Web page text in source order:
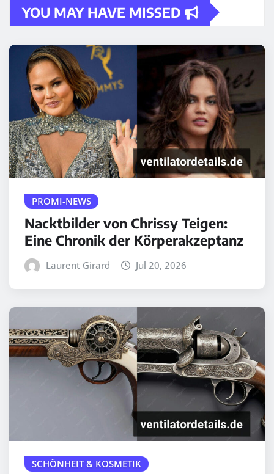
YOU MAY HAVE MISSED
PROMI-NEWS
Nacktbilder von Chrissy Teigen:
Eine Chronik der Körperakzeptanz
Laurent Girard Jul 20, 2026
SCHÖNHEIT & KOSMETIK